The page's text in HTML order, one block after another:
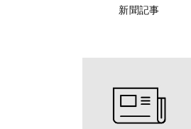
新聞記事